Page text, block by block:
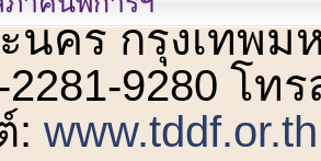
นคร กรุงเทพม
9280 โท
:www.tddf.or.th